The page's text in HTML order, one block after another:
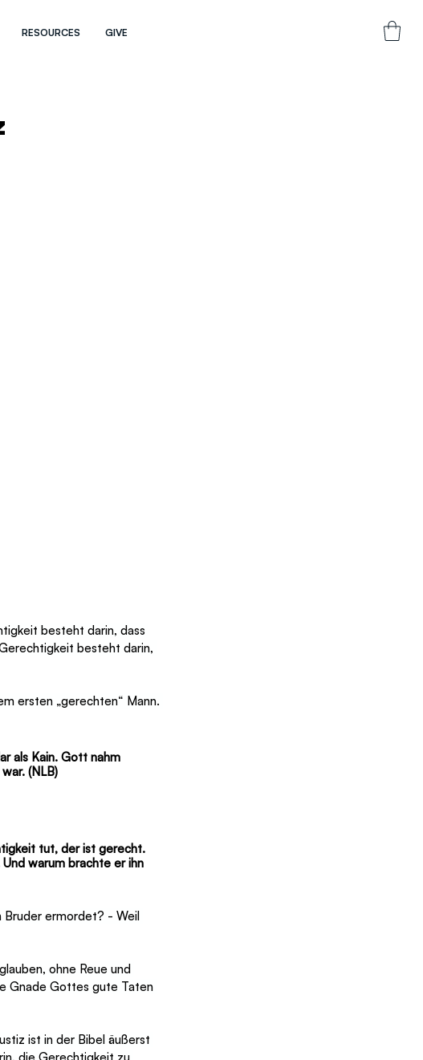
RESOURCES GIVE
besteht darin, dass
besteht darin,
ersten „gerechten“ Mann.
als Kain. Gott nahm
(NLB)
tut, der ist gerecht.
warum brachte er ihn
Bruder ermordet? - Weil
ohne Reue und
Gnade Gottes gute Taten
ist in der Bibel äußerst